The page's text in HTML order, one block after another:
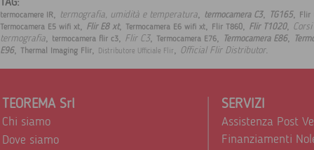
TAG:
termocamere IR, termografia, umidità e temperatura, termocamera C3, TG165,
Flir
Termocamera E5 wifi xt, Flir E8 xt, Termocamera E6 wifi xt, Flir T860, Flir T1020, Corsi
termografia, termocamera flir c3, Flir C3, Termocamera E76, Termocamera E86,
E96, Thermal Imaging Flir, Distributore Ufficiale Flir, Official Flir Distributor.
TEOREMA Srl
Chi siamo
Dove siamo
SERVIZI
Assistenza Post
Finanziamenti